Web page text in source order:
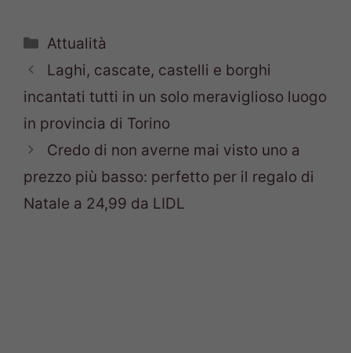
Categorie
Attualità
Laghi, cascate, castelli e borghi
incantati tutti in un solo meraviglioso luogo
in provincia di Torino
Credo di non averne mai visto uno a
prezzo più basso: perfetto per il regalo di
Natale a 24,99 da LIDL